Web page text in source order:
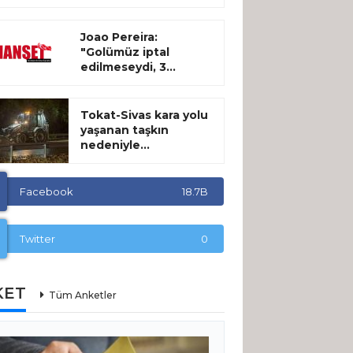
Joao Pereira:
"Golümüz iptal
edilmeseydi, 3...
Tokat-Sivas kara yolu
yaşanan taşkın
nedeniyle...
Facebook 18.7B
Twitter 0
Tüm Anketler